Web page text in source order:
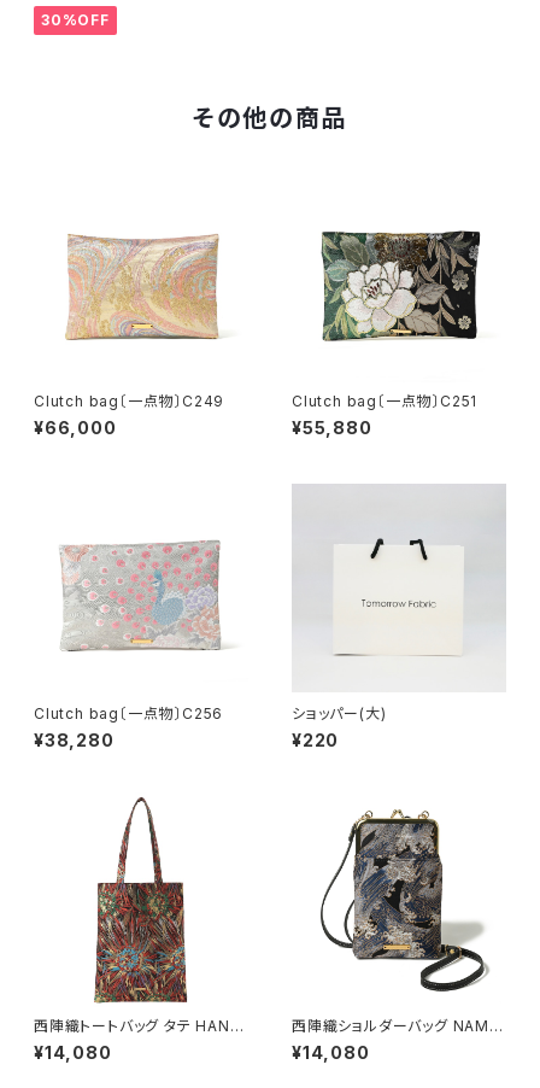
30%OFF
その他の商品
Clutch bag〔一点物〕C249
¥66,000
Clutch bag〔一点物〕C251
¥55,880
Clutch bag〔一点物〕C256
¥38,280
ショッパー(大)
¥220
西陣織トートバッグ タテ HANA
BI / NTL18
¥14,080
西陣織ショルダーバッグ NAMI /
NSS3
¥14,080